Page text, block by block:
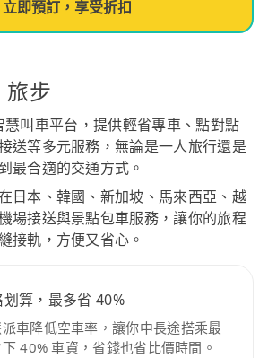
立即預訂，享受折扣
步
叫車平台，提供輕省專車、點對點
送等多元服務，無論是一人旅行還是
最合適的交通方式。
日本、韓國、新加坡、馬來西亞、越
場接送與景點包車服務，讓你的旅程
接軌，方便又省心。
划算，最多省 40%
車降低空車率，讓你中長途搭乘最
40% 車資，省錢也省比價時間。